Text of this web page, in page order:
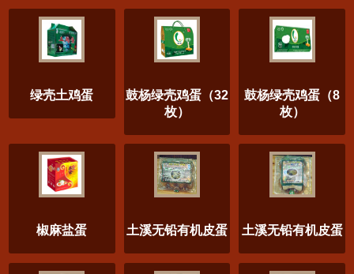
绿壳土鸡蛋
鼓杨绿壳鸡蛋（32
枚）
鼓杨绿壳鸡蛋（8
枚）
椒麻盐蛋 土溪无铅有机皮蛋 土溪无铅有机皮蛋